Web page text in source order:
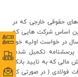
حقوقي خارجی که در
اين اساس شرکت هايي که
در خواست اوليه خود
تکميل شده،
مالي که به تاييد بانک
فولادي ( در صورتي که